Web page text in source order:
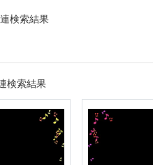
検索結果
検索結果